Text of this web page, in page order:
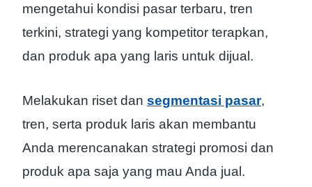
mengetahui kondisi pasar terbaru, tren
terkini, strategi yang kompetitor terapkan,
dan produk apa yang laris untuk dijual.
Melakukan riset dan segmentasi pasar,
tren, serta produk laris akan membantu
Anda merencanakan strategi promosi dan
produk apa saja yang mau Anda jual.